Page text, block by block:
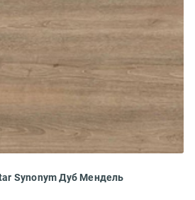
Synonym Дуб Мендель